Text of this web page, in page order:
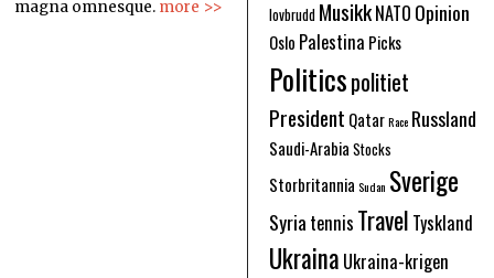
magna omnesque. more >> lovbrudd MusikkNATO Opinion
Oslo Palestina Picks
Politicspolitiet
President QatarRace Russland
Saudi-Arabia Stocks
Storbritannia Sudan Sverige
Syria tennis Travel Tyskland
Ukraina Ukraina-krigen